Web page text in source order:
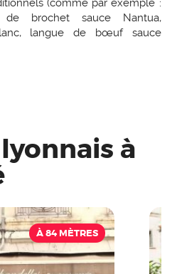
(comme par exemple :
brochet sauce Nantua,
langue de bœuf sauce
à
À 84 MÈTRES